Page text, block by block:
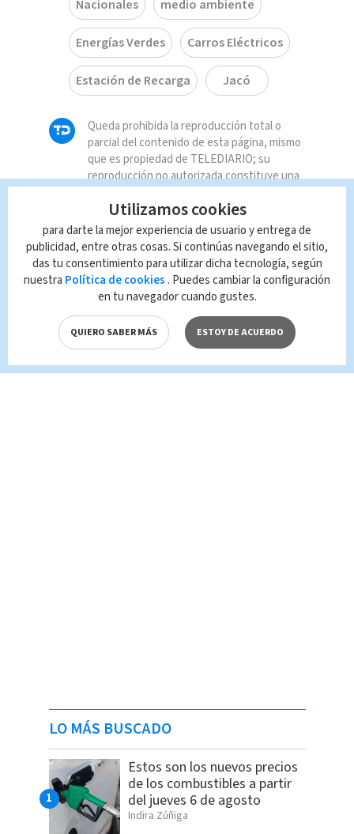
Nacionales medio ambiente
Energías Verdes Carros Eléctricos
Estación de Recarga Jacó
Queda prohibida la reproducción total o
parcial del contenido de esta página, mismo
que es propiedad de TELEDIARIO; su
reproducción no autorizada constituye una
leyes aplicables.
LO MÁS BUSCADO
Estos son los nuevos precios
de los combustibles a partir
del jueves 6 de agosto
Indira Zúñiga
Utilizamos cookies
para darte la mejor experiencia de usuario y entrega de
publicidad, entre otras cosas. Si continúas navegando el sitio,
das tu consentimiento para utilizar dicha tecnología, según
nuestra Política de cookies . Puedes cambiar la configuración
en tu navegador cuando gustes.
QUIERO SABER MÁS ESTOY DE ACUERDO